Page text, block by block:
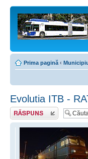
Prima pagină ‹
Evolutia ITB -
Răspunde